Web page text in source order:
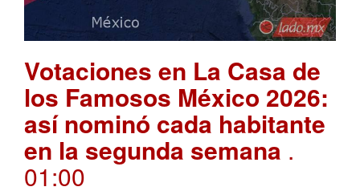
Votaciones en La Casa de
los Famosos México 2026:
así nominó cada habitante
en la segunda semana .
01:00